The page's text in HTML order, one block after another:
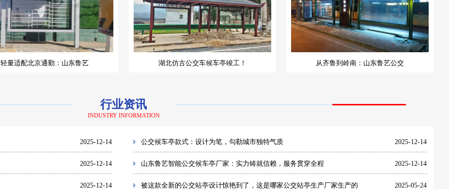
轻量适配北京通勤：山东鲁艺 湖北仿古公交车候车亭竣工！ 从齐鲁到岭南：山东鲁艺公交
行业资讯
INDUSTRY INFORMATION
2025-12-14 公交候车亭款式：设计为笔，勾勒城市独特气质 2025-12-14
2025-12-14 山东鲁艺智能公交候车亭厂家：实力铸就信赖，服务贯穿全程 2025-12-14
2025-12-14 被这款全新的公交站亭设计惊艳到了，这是哪家公交站亭生产厂家生产的 2025-05-24